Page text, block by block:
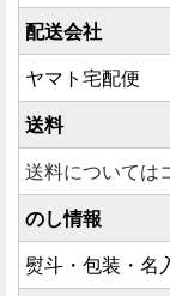
配送会社
ヤマト宅配便
送料
送料については
のし情報
熨斗・包装・名